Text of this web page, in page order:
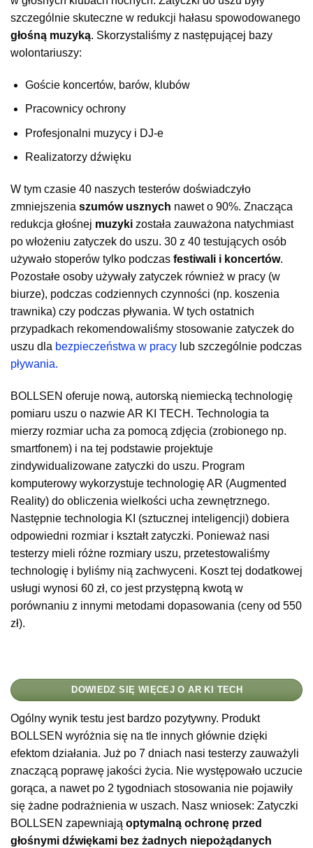
szczególnie skuteczne w redukcji hałasu spowodowanego
głośną muzyką. Skorzystaliśmy z następującej bazy
wolontariuszy:
Goście koncertów, barów, klubów
Pracownicy ochrony
Profesjonalni muzycy i DJ-e
Realizatorzy dźwięku
W tym czasie 40 naszych testerów doświadczyło
zmniejszenia szumów usznych nawet o 90%. Znacząca
redukcja głośnej muzyki została zauważona natychmiast
po włożeniu zatyczek do uszu. 30 z 40 testujących osób
używało stoperów tylko podczas festiwali i koncertów.
Pozostałe osoby używały zatyczek również w pracy (w
biurze), podczas codziennych czynności (np. koszenia
trawnika) czy podczas pływania. W tych ostatnich
przypadkach rekomendowaliśmy stosowanie zatyczek do
uszu dla bezpieczeństwa w pracy lub szczególnie podczas
pływania.
BOLLSEN oferuje nową, autorską niemiecką technologię
pomiaru uszu o nazwie AR KI TECH. Technologia ta
mierzy rozmiar ucha za pomocą zdjęcia (zrobionego np.
smartfonem) i na tej podstawie projektuje
zindywidualizowane zatyczki do uszu. Program
komputerowy wykorzystuje technologię AR (Augmented
Reality) do obliczenia wielkości ucha zewnętrznego.
Następnie technologia KI (sztucznej inteligencji) dobiera
odpowiedni rozmiar i kształt zatyczki. Ponieważ nasi
testerzy mieli różne rozmiary uszu, przetestowaliśmy
technologię i byliśmy nią zachwyceni. Koszt tej dodatkowej
usługi wynosi 60 zł, co jest przystępną kwotą w
porównaniu z innymi metodami dopasowania (ceny od 550
zł).
DOWIEDZ SIĘ WIĘCEJ O AR KI TECH
Ogólny wynik testu jest bardzo pozytywny. Produkt
BOLLSEN wyróżnia się na tle innych głównie dzięki
efektom działania. Już po 7 dniach nasi testerzy zauważyli
znaczącą poprawę jakości życia. Nie występowało uczucie
gorąca, a nawet po 2 tygodniach stosowania nie pojawiły
się żadne podrażnienia w uszach. Nasz wniosek: Zatyczki
BOLLSEN zapewniają optymalną ochronę przed
głośnymi dźwiękami bez żadnych niepożądanych